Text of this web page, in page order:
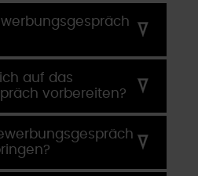
auf das
vorbereiten?